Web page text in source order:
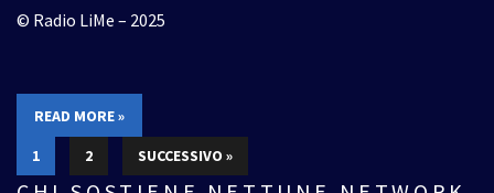
© Radio LiMe – 2025
READ MORE »
1
2 SUCCESSIVO »